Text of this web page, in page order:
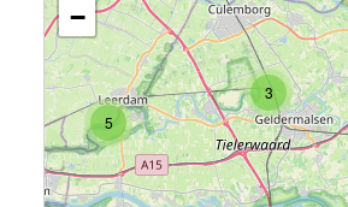
5
3
−